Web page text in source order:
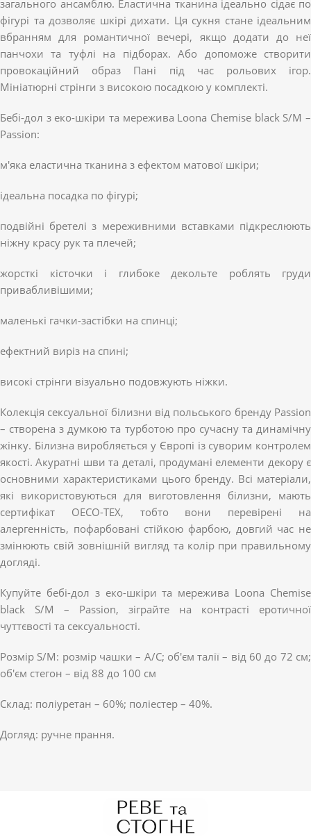
загального ансамблю. Еластична тканина ідеально сідає по
фігурі та дозволяє шкірі дихати. Ця сукня стане ідеальним
вбранням для романтичної вечері, якщо додати до неї
панчохи та туфлі на підборах. Або допоможе створити
провокаційний образ Пані під час рольових ігор.
Мініатюрні стрінги з високою посадкою у комплекті.
Бебі-дол з еко-шкіри та мережива Loona Chemise black S/M –
Passion:
м'яка еластична тканина з ефектом матової шкіри;
ідеальна посадка по фігурі;
подвійні бретелі з мереживними вставками підкреслюють
ніжну красу рук та плечей;
жорсткі кісточки і глибоке декольте роблять груди
привабливішими;
маленькі гачки-застібки на спинці;
ефектний виріз на спині;
високі стрінги візуально подовжують ніжки.
Колекція сексуальної білизни від польського бренду Passion
– створена з думкою та турботою про сучасну та динамічну
жінку. Білизна виробляється у Європі із суворим контролем
якості. Акуратні шви та деталі, продумані елементи декору є
основними характеристиками цього бренду. Всі матеріали,
які використовуються для виготовлення білизни, мають
сертифікат OECO-TEX, тобто вони перевірені на
алергенність, пофарбовані стійкою фарбою, довгий час не
змінюють свій зовнішній вигляд та колір при правильному
догляді.
Купуйте бебі-дол з еко-шкіри та мережива Loona Chemise
black S/M – Passion, зіграйте на контрасті еротичної
чуттєвості та сексуальності.
Розмір S/M: розмір чашки – A/C; об'єм талії – від 60 до 72 см;
об'єм стегон – від 88 до 100 см
Cклад: поліуретан – 60%; поліестер – 40%.
Догляд: ручне прання.